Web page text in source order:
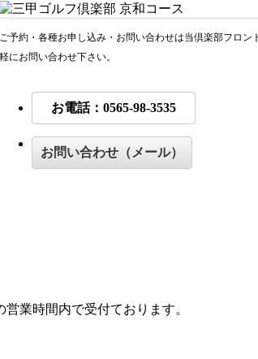
ご予約・各種お申し込み・お問い合わせは当倶楽部フロン
軽にお問い合わせ下さい。
お電話：0565-98-3535
お問い合わせ（メール）
業時間内で受付ております。